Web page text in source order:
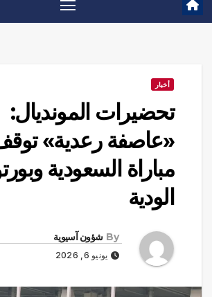
أخبار
تحضيرات المونديال:
«عاصفة رعدية»
مباراة السعودية
الودية
By شؤون آسيوية
يونيو 6, 2026